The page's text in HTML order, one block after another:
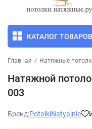
КАТАЛОГ ТОВАРОВ
Главная / Натяжные
Натяжной
003
Бренд:PotolkiNatyajnie